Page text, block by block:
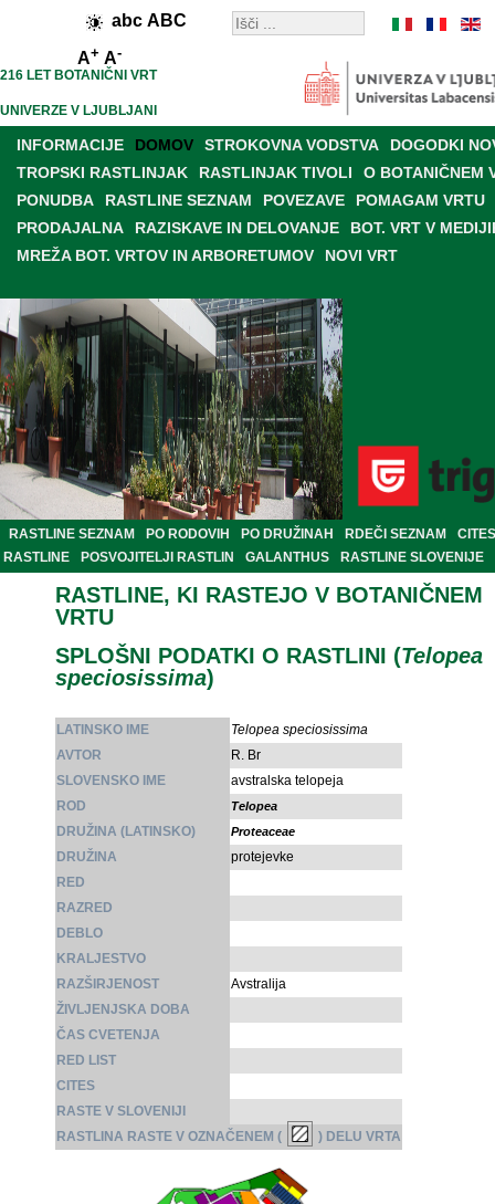
abc ABC
A+ A-
216 LET BOTANIČNI VRT
UNIVERZE V LJUBLJANI
INFORMACIJE DOMOV STROKOVNA VODSTVA
DOGODKI
TROPSKI RASTLINJAK
RASTLINJAK TIVOLI
O BOTANIČNEM
PONUDBA
RASTLINE SEZNAM POVEZAVE
POMAGAM VRTU
PRODAJALNA
RAZISKAVE IN DELOVANJE
BOT. VRT V
MREŽA BOT. VRTOV IN ARBORETUMOV
NOVI VRT
RASTLINE SEZNAM PO RODOVIH PO DRUŽINAH RDEČI SEZNAM
CITES
RASTLINE
POSVOJITELJI RASTLIN GALANTHUS RASTLINE SLOVENIJE
RASTLINE, KI RASTEJO V BOTANIČNEM
VRTU
SPLOŠNI PODATKI O RASTLINI (Telopea
speciosissima)
LATINSKO IME
Telopea speciosissima
AVTOR
R. Br
SLOVENSKO IME
avstralska telopeja
ROD
Telopea
DRUŽINA (LATINSKO) Proteaceae
DRUŽINA
protejevke
RED
RAZRED
DEBLO
KRALJESTVO
RAZŠIRJENOST
Avstralija
ŽIVLJENJSKA DOBA
ČAS CVETENJA
RED LIST
CITES
RASTE V SLOVENIJI
RASTLINA RASTE V OZNAČENEM (
) DELU VRTA